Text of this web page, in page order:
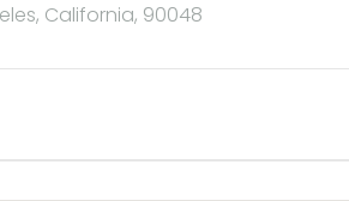
California, 90048